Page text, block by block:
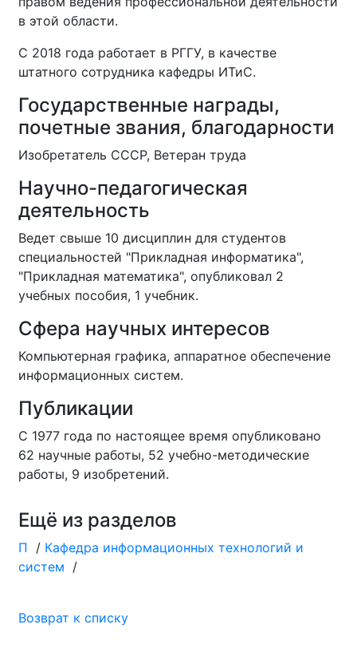
в этой области.
С 2018 года работает в РГГУ, в качестве
штатного сотрудника кафедры ИТиС.
Государственные награды,
почетные звания, благодарности
Изобретатель СССР, Ветеран труда
Научно-педагогическая
деятельность
Ведет свыше 10 дисциплин для студентов
специальностей "Прикладная информатика",
"Прикладная математика", опубликовал 2
учебных пособия, 1 учебник.
Сфера научных интересов
Компьютерная графика, аппаратное обеспечение
информационных систем.
Публикации
С 1977 года по настоящее время опубликовано
62 научные работы, 52 учебно-методические
работы, 9 изобретений.
Ещё из разделов
П / Кафедра информационных технологий и
систем /
Возврат к списку